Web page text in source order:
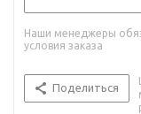
Наши менеджеры
условия заказа
Поделиться